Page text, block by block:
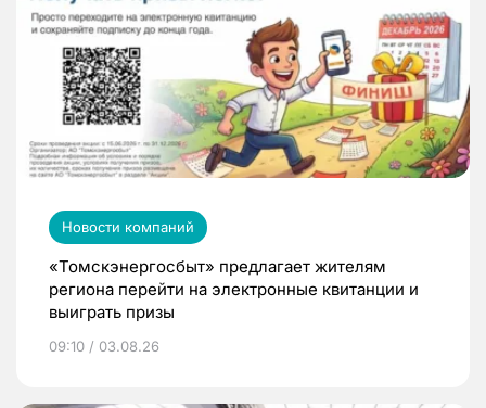
Новости компаний
«Томскэнергосбыт» предлагает жителям
региона перейти на электронные квитанции и
выиграть призы
09:10 / 03.08.26